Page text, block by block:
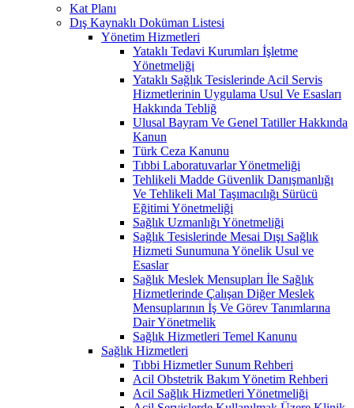
Kat Planı
Dış Kaynaklı Doküman Listesi
Yönetim Hizmetleri
Yataklı Tedavi Kurumları İşletme
Yönetmeliği
Yataklı Sağlık Tesislerinde Acil Servis
Hizmetlerinin Uygulama Usul Ve Esasları
Hakkında Tebliğ
Ulusal Bayram Ve Genel Tatiller Hakkında
Kanun
Türk Ceza Kanunu
Tıbbi Laboratuvarlar Yönetmeliği
Tehlikeli Madde Güvenlik Danışmanlığı
Ve Tehlikeli Mal Taşımacılığı Sürücü
Eğitimi Yönetmeliği
Sağlık Uzmanlığı Yönetmeliği
Sağlık Tesislerinde Mesai Dışı Sağlık
Hizmeti Sunumuna Yönelik Usul ve
Esaslar
Sağlık Meslek Mensupları İle Sağlık
Hizmetlerinde Çalışan Diğer Meslek
Mensuplarının İş Ve Görev Tanımlarına
Dair Yönetmelik
Sağlık Hizmetleri Temel Kanunu
Sağlık Hizmetleri
Tıbbi Hizmetler Sunum Rehberi
Acil Obstetrik Bakım Yönetim Rehberi
Acil Sağlık Hizmetleri Yönetmeliği